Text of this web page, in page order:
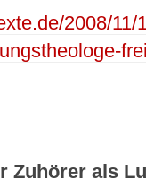
2008/
Zuhörer als